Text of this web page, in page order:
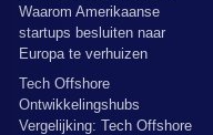
Waarom Amerikaanse
startups besluiten naar
Europa te verhuizen
Tech Offshore
Ontwikkelingshubs
Vergelijking: Tech Offshore